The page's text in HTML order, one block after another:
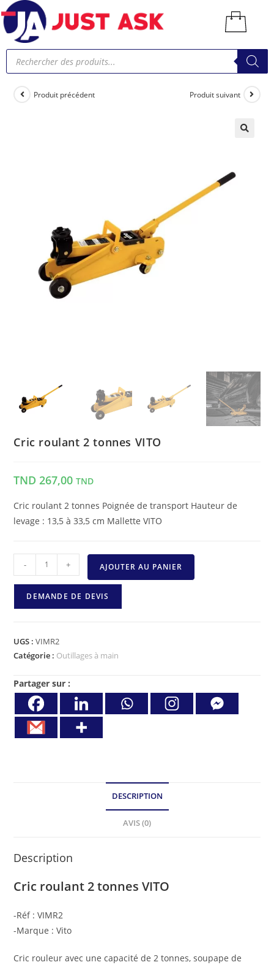
Produit précédent Produit suivant
Cric roulant 2 tonnes VITO
TND 267,00 TND
Cric roulant 2 tonnes Poignée de transport Hauteur de
levage : 13,5 à 33,5 cm Mallette VITO
- + AJOUTER AU PANIER
DEMANDE DE DEVIS
UGS :VIMR2
Catégorie : Outillages à main
Partager sur :
DESCRIPTION
AVIS (0)
Description
Cric roulant 2 tonnes VITO
-Réf : VIMR2
-Marque : Vito
Cric rouleur avec une capacité de 2 tonnes, soupape de